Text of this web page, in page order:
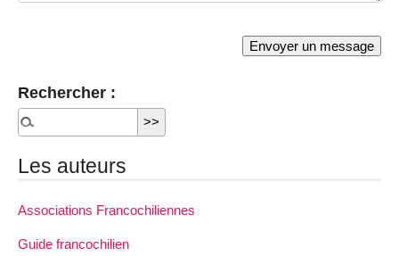
Rechercher :
Les auteurs
Associations Francochiliennes
Guide francochilien